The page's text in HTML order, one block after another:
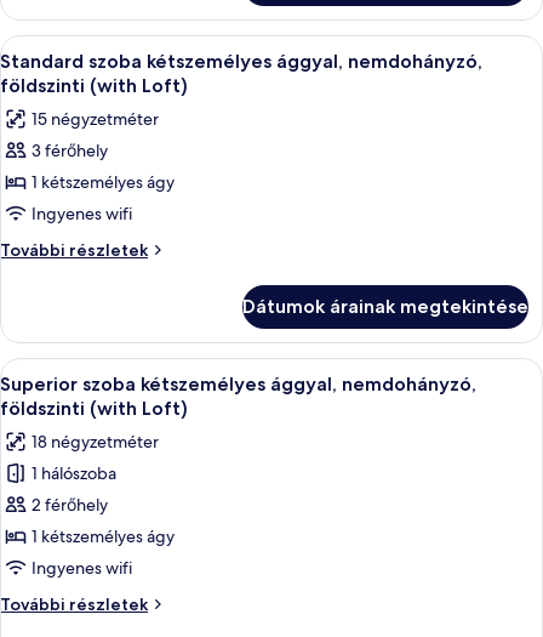
nemdohányzó
(Hollywood)
ággyal,
nemdohányzó
(Hollywood)
további
A
következő
szoba
összes
képének
megtekintése:
Standard
szoba
nemdohányzó,
földszinti
(with
Loft)
Egy modern szállodai szoba,
4
Standard szoba kétszemélyes ággyal, nemdohányzó,
földszinti (with Loft)
15 négyzetméter
3 férőhely
1 kétszemélyes ágy
Ingyenes wifi
További részletek
Standard
nemdohányzó,
földszinti
(with
Loft)
részletei
Dátumok árainak megtekintése
A
következő
szoba
összes
képének
megtekintése:
Superior
szoba
kétszemélyes
ággyal,
Egy kis méretű hálószoba,
5
Superior szoba kétszemélyes ággyal, nemdohányzó,
földszinti (with Loft)
18 négyzetméter
1 hálószoba
2 férőhely
1 kétszemélyes ágy
Ingyenes wifi
További részletek
Superior